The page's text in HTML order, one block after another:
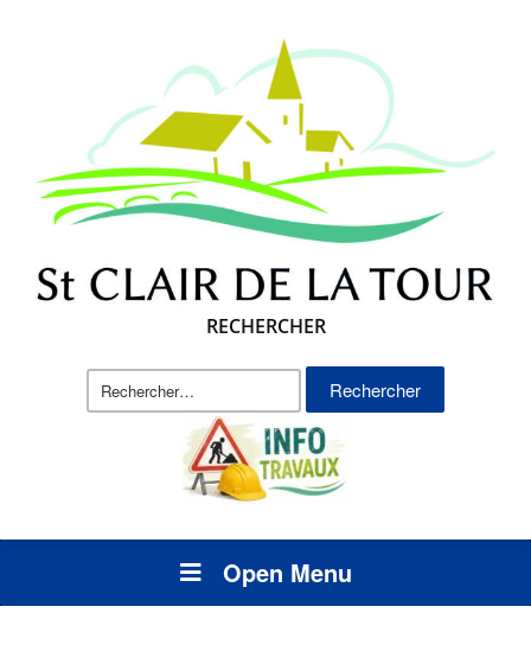
RECHERCHER
Rechercher :
Open Menu